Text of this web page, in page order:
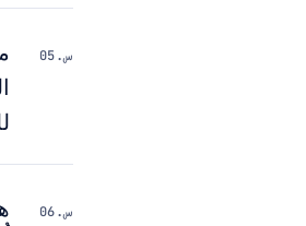
ما هو الموعد
هل يجب أن